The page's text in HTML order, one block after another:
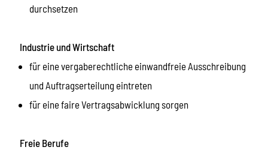
durchsetzen
Industrie und Wirtschaft
für eine vergaberechtliche einwandfreie Ausschreibung
und Auftragserteilung eintreten
für eine faire Vertragsabwicklung sorgen
Freie Berufe